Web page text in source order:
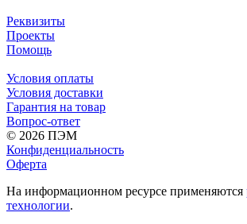
Реквизиты
Проекты
Помощь
Условия оплаты
Условия доставки
Гарантия на товар
Вопрос-ответ
© 2026 ПЭМ
Конфиденциальность
Оферта
На информационном ресурсе применяются
технологии.